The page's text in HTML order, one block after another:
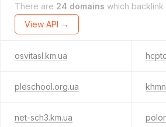
There are 24 domains which backlink
View API →
osvitasl.km.ua
pleschool.org.ua
net-sch3.km.ua